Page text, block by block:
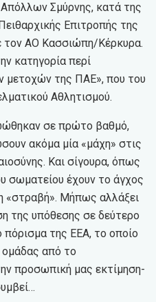
Σμύρνης, κατά της
Επιτροπής της
τον ΑΟ Κασσιώπη/Κέρκυρα.
κατηγορία περί
μετοχών της ΠΑΕ», που του
Αθλητισμού.
σε πρώτο βαθμό,
ακόμα μία «μάχη» στις
Και σίγουρα, όπως
σωματείου έχουν το άγχος
«στραβή». Μήπως αλλάξει
της υπόθεσης σε δεύτερο
πόρισμα της ΕΕΑ, το οποίο
από το
προσωπική μας εκτίμηση-